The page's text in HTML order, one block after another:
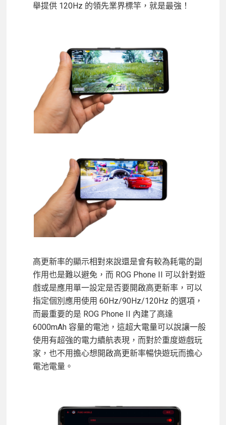
舉提供 120Hz 的領先業界標竿，就是最強！
高更新率的顯示相對來說還是會有較為耗電的副
作用也是難以避免，而 ROG Phone II 可以針對遊
戲或是應用單一設定是否要開啟高更新率，可以
指定個別應用使用 60Hz/90Hz/120Hz 的選項，
而最重要的是 ROG Phone II 內建了高達
6000mAh 容量的電池，這超大電量可以說讓一般
使用有超強的電力續航表現，而對於重度遊戲玩
家，也不用擔心想開啟高更新率暢快遊玩而擔心
電池電量。